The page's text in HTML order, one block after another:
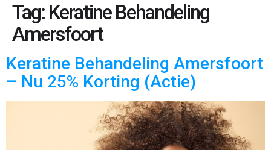
Tag: Keratine Behandeling
Amersfoort
Keratine Behandeling Amersfoort
– Nu 25% Korting (Actie)